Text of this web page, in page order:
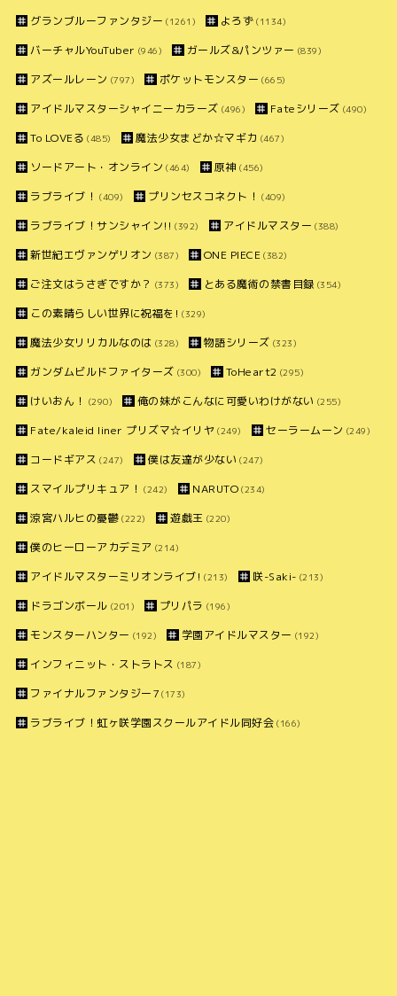
グランブルーファンタジー (1261) よろず (1134)
バーチャルYouTuber (946) ガールズ&パンツァー (839)
アズールレーン (797) ポケットモンスター (665)
アイドルマスターシャイニーカラーズ (496) Fateシリーズ (490)
To LOVEる (485) 魔法少女まどか☆マギカ (467)
ソードアート・オンライン (464) 原神 (456)
ラブライブ！ (409) プリンセスコネクト！ (409)
ラブライブ！サンシャイン!! (392) アイドルマスター (388)
新世紀エヴァンゲリオン (387) ONE PIECE (382)
ご注文はうさぎですか？ (373) とある魔術の禁書目録 (354)
この素晴らしい世界に祝福を! (329)
魔法少女リリカルなのは (328) 物語シリーズ (323)
ガンダムビルドファイターズ (300) ToHeart2 (295)
けいおん！ (290) 俺の妹がこんなに可愛いわけがない (255)
Fate/kaleid liner プリズマ☆イリヤ (249) セーラームーン (249)
コードギアス (247) 僕は友達が少ない (247)
スマイルプリキュア！ (242) NARUTO (234)
涼宮ハルヒの憂鬱 (222) 遊戯王 (220)
僕のヒーローアカデミア (214)
アイドルマスターミリオンライブ! (213) 咲-Saki- (213)
ドラゴンボール (201) プリパラ (196)
モンスターハンター (192) 学園アイドルマスター (192)
インフィニット・ストラトス (187)
ファイナルファンタジー7 (173)
ラブライブ！虹ヶ咲学園スクールアイドル同好会 (166)